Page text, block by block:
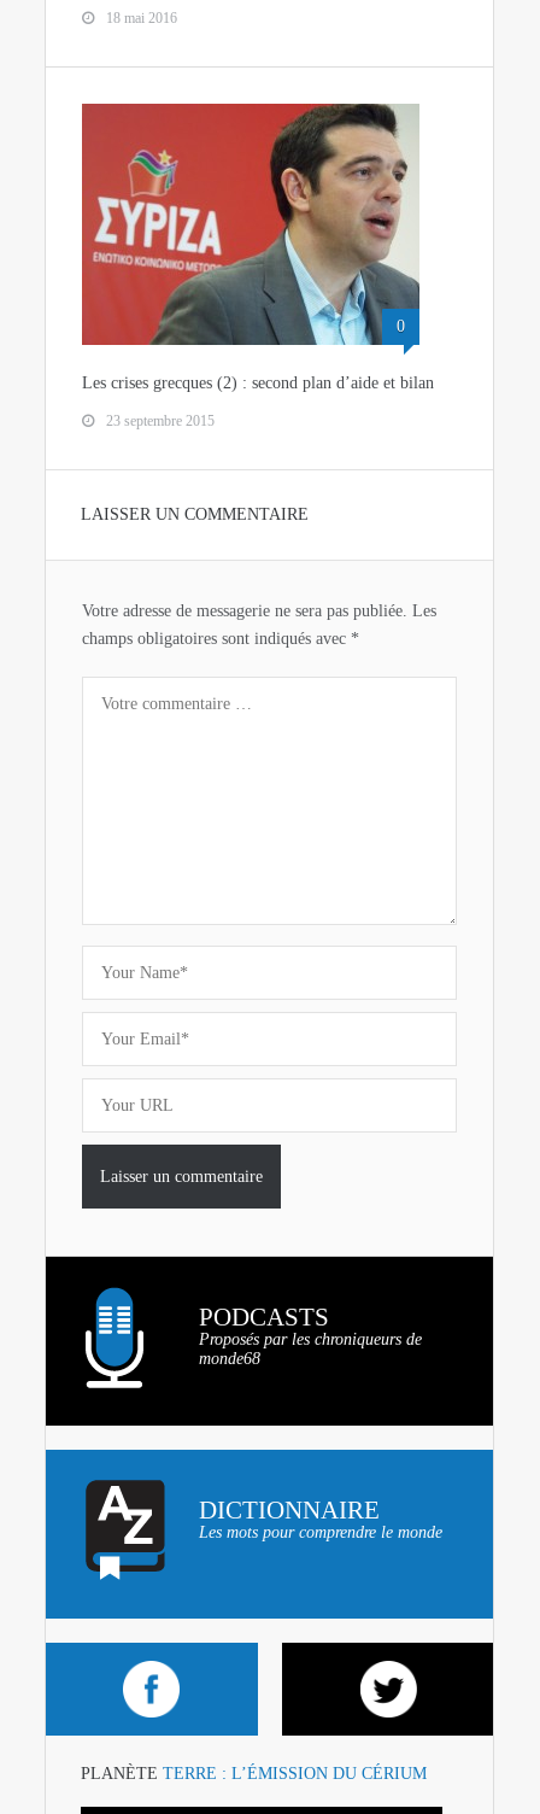
18 mai 2016
0
Les crises grecques (2) : second plan d’aide et bilan
23 septembre 2015
LAISSER UN COMMENTAIRE
Votre adresse de messagerie ne sera pas publiée. Les
champs obligatoires sont indiqués avec *
PODCASTS
Proposés par les chroniqueurs de
monde68
DICTIONNAIRE
Les mots pour comprendre le monde
PLANÈTE TERRE : L’ÉMISSION DU CÉRIUM